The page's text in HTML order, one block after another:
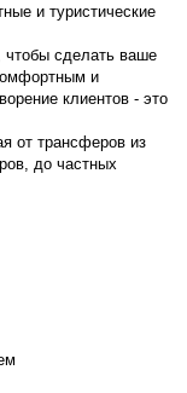
и туристические
сделать ваше
и
клиентов - это
от трансферов из
до частных